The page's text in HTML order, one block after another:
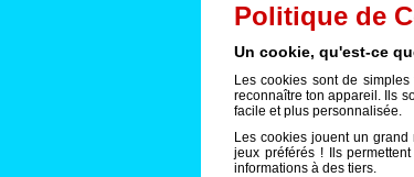
Politique de
Un cookie, qu'est-ce
Les cookies sont de
reconnaître ton appareil. Ils
facile et plus personnalisée.
Les cookies jouent un
jeux préférés ! Ils
informations à des tiers.